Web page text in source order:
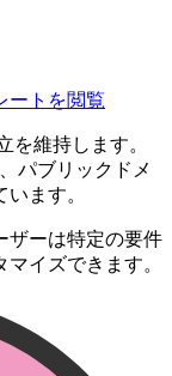
ートを閲覧
を維持します。
、パブリックドメ
ます。
ザーは特定の要件
イズできます。